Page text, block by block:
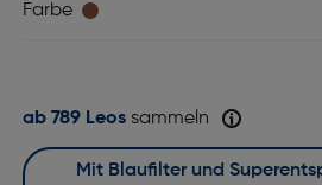
Farbe
ab 789 Leossammeln
Mit Blaufilter und Superentspiegelung, ohne